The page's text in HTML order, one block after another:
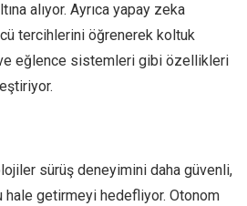
alıyor. Ayrıca yapay zeka
tercihlerini öğrenerek koltuk
eğlence sistemleri gibi özellikleri
sürüş deneyimini daha güvenli,
getirmeyi hedefliyor. Otonom